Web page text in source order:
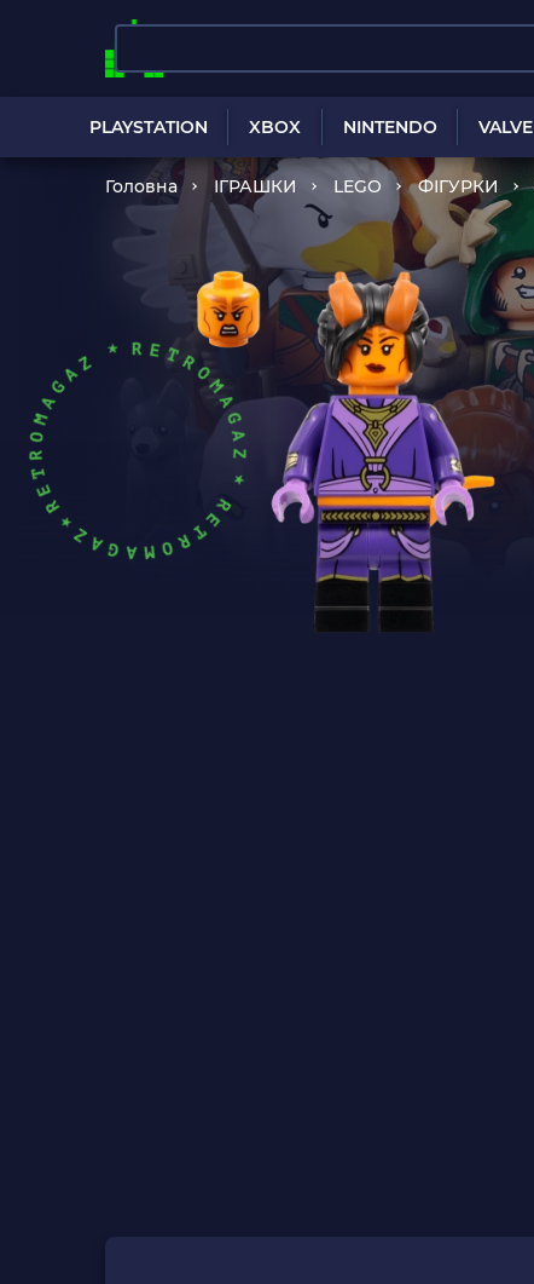
PLAYSTATION XBOX NINTENDO VALVE
Головна ІГРАШКИ LEGO ФІГУРКИ